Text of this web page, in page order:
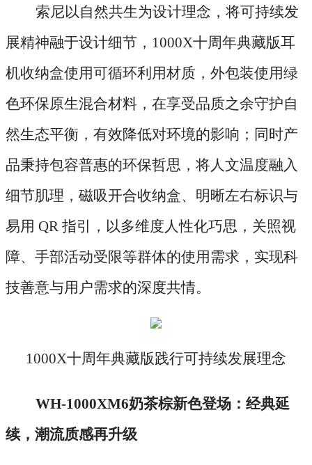
索尼以自然共生为设计理念，将可持续发
展精神融于设计细节， 1000X十周年典藏版耳
机收纳盒使用可循环利用材质，外包装使用绿
色环保原生混合材料，在享受品质之余守护自
然生态平衡，有效降低对环境的影响；同时产
品秉持包容普惠的环保哲思，将人文温度融入
细节肌理，磁吸开合收纳盒、明晰左右标识与
易用 QR 指引，以多维度人性化巧思，关照视
障、手部活动受限等群体的使用需求，实现科
技善意与用户需求的深度共情。
1000X十周年典藏版践行可持续发展理念
WH-1000XM6奶茶棕新色登场：经典延
续，潮流质感再升级